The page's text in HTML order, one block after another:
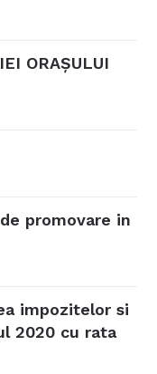
ORAŞULUI
promovare in
impozitelor si
2020 cu rata